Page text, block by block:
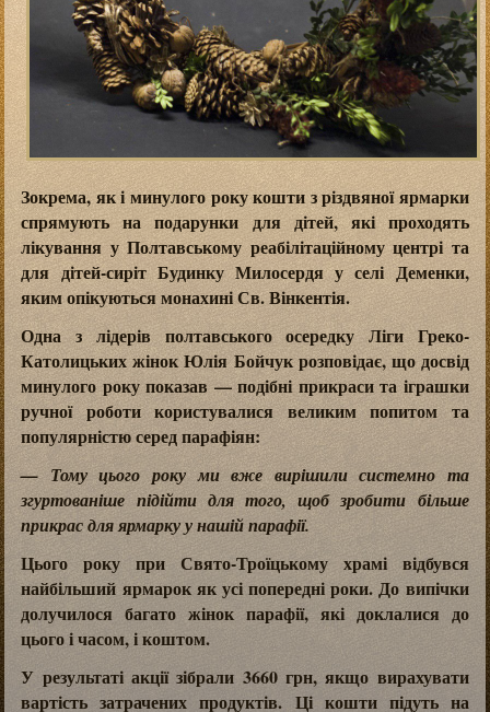
Зокрема, як і минулого року кошти з різдвяної ярмарки
спрямують на подарунки для дітей, які проходять
лікування у Полтавському реабілітаційному центрі та
для дітей-сиріт Будинку Милосердя у селі Деменки,
яким опікуються монахині Св. Вінкентія.
Одна з лідерів полтавського осередку Ліги Греко-
Католицьких жінок Юлія Бойчук розповідає, що досвід
минулого року показав — подібні прикраси та іграшки
ручної роботи користувалися великим попитом та
популярністю серед парафіян:
— Тому цього року ми вже вирішили системно та
згуртованіше підійти для того, щоб зробити більше
прикрас для ярмарку у нашій парафії.
Цього року при Свято-Троїцькому храмі відбувся
найбільший ярмарок як усі попередні роки. До випічки
долучилося багато жінок парафії, які доклалися до
цього і часом, і коштом.
У результаті акції зібрали 3660 грн, якщо вирахувати
вартість затрачених продуктів. Ці кошти підуть на